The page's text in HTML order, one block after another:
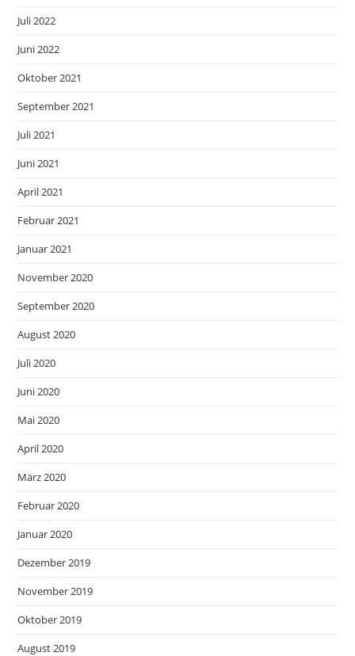
Juli 2022
Juni 2022
Oktober 2021
September 2021
Juli 2021
Juni 2021
April 2021
Februar 2021
Januar 2021
November 2020
September 2020
August 2020
Juli 2020
Juni 2020
Mai 2020
April 2020
März 2020
Februar 2020
Januar 2020
Dezember 2019
November 2019
Oktober 2019
August 2019